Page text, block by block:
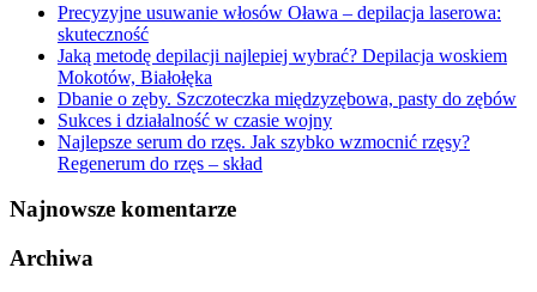
Precyzyjne usuwanie włosów Oława – depilacja laserowa:
skuteczność
Jaką metodę depilacji najlepiej wybrać? Depilacja woskiem
Mokotów, Białołęka
Dbanie o zęby. Szczoteczka międzyzębowa, pasty do zębów
Sukces i działalność w czasie wojny
Najlepsze serum do rzęs. Jak szybko wzmocnić rzęsy?
Regenerum do rzęs – skład
Najnowsze komentarze
Archiwa